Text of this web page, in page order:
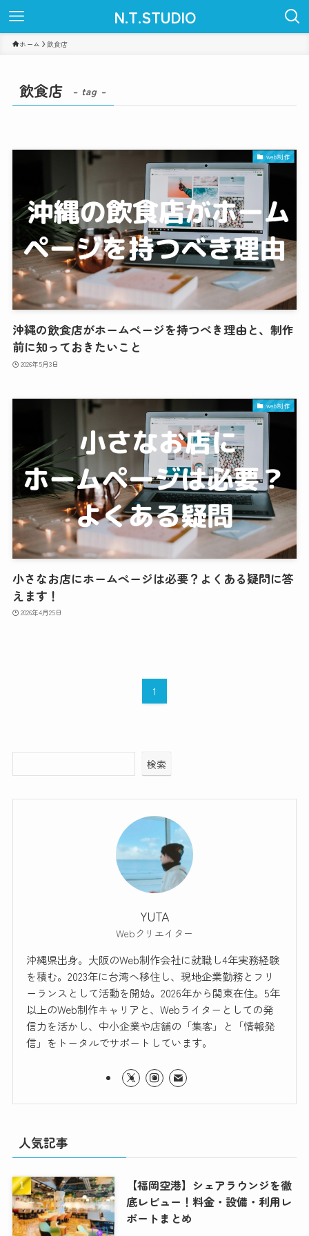
N.T.STUDIO
ホーム 飲食店
飲食店 – tag –
web制作
沖縄の飲食店がホームページを持つべき理由と、制作
前に知っておきたいこと
2026年5月3日
web制作
小さなお店にホームページは必要？よくある疑問に答
えます！
2026年4月25日
1
検索
YUTA
Webクリエイター
沖縄県出身。大阪のWeb制作会社に就職し4年実務経験
を積む。2023年に台湾へ移住し、現地企業勤務とフリ
ーランスとして活動を開始。2026年から関東在住。5年
以上のWeb制作キャリアと、Webライターとしての発
信力を活かし、中小企業や店舗の「集客」と「情報発
信」をトータルでサポートしています。
人気記事
【福岡空港】シェアラウンジを徹
底レビュー！料金・設備・利用レ
ポートまとめ